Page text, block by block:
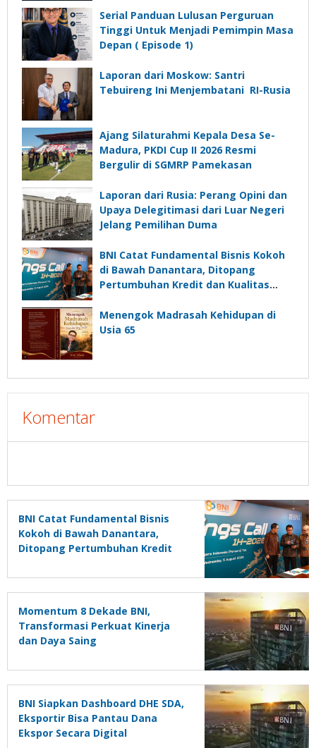
Depan”?
Serial Panduan Lulusan Perguruan
Tinggi Untuk Menjadi Pemimpin Masa
Depan ( Episode 1)
Laporan dari Moskow: Santri
Tebuireng Ini Menjembatani RI-Rusia
Ajang Silaturahmi Kepala Desa Se-
Madura, PKDI Cup II 2026 Resmi
Bergulir di SGMRP Pamekasan
Laporan dari Rusia: Perang Opini dan
Upaya Delegitimasi dari Luar Negeri
Jelang Pemilihan Duma
BNI Catat Fundamental Bisnis Kokoh
di Bawah Danantara, Ditopang
Pertumbuhan Kredit dan Kualitas
Menengok Madrasah Kehidupan di
Usia 65
Komentar
BNI Catat Fundamental Bisnis
Kokoh di Bawah Danantara,
Ditopang Pertumbuhan Kredit
Momentum 8 Dekade BNI,
Transformasi Perkuat Kinerja
dan Daya Saing
BNI Siapkan Dashboard DHE SDA,
Eksportir Bisa Pantau Dana
Ekspor Secara Digital